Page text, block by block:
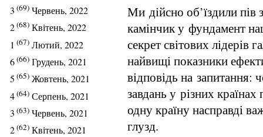
3 (69) Червень, 2022
2(68) Квітень, 2022
1 (67) Лютий, 2022
6(66) Грудень, 2021
5 (65) Жовтень, 2021
4(64) Серпень, 2021
3 (63) Червень, 2021
2(62) Квітень, 2021
Ми дійсно об’їздили пів
камінчик у фундамент
секрет світових лідерів
найвищі показники
відповідь на
завдань у різних
одну країну насправді
глузд.